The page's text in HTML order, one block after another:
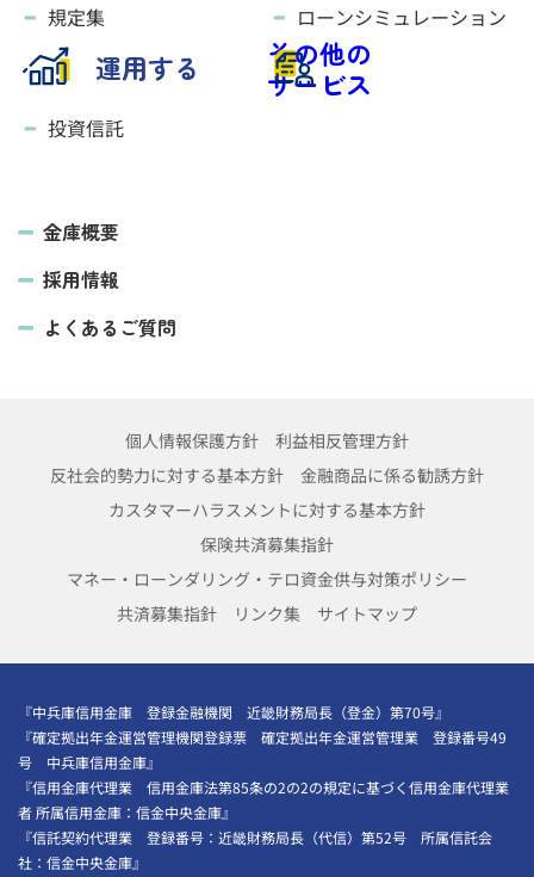
規定集
ローンシミュレーション
運用する
投資信託
その他の
サービス
金庫概要
採用情報
よくあるご質問
個人情報保護方針
利益相反管理方針
反社会的勢力に対する基本方針
金融商品に係る勧誘方針
カスタマーハラスメントに対する基本方針
保険共済募集指針
マネー・ローンダリング・テロ資金供与対策ポリシー
共済募集指針
リンク集 サイトマップ
『中兵庫信用金庫 登録金融機関 近畿財務局長（登金）第70号』
『確定拠出年金運営管理機関登録票 確定拠出年金運営管理業 登録番号49
号 中兵庫信用金庫』
『信用金庫代理業 信用金庫法第85条の2の2の規定に基づく信用金庫代理業
者 所属信用金庫：信金中央金庫』
『信託契約代理業 登録番号：近畿財務局長（代信）第52号 所属信託会
社：信金中央金庫』